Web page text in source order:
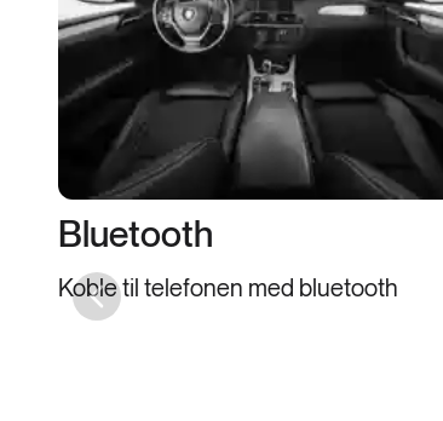
Bluetooth
Koble til telefonen med bluetooth
Previous slide